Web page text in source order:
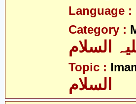
Language :
Category :
Topic :
السلام